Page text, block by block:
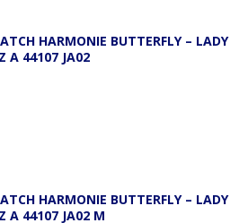
HARMONIE BUTTERFLY – LADY
A 44107 JA02
HARMONIE BUTTERFLY – LADY
A 44107 JA02 M